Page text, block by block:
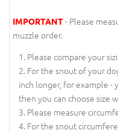
IMPORTANT- Please
muzzle order.
Please compare your
For the snout of your
inch longer, for example -
then you can choose size
Please measure
For the snout